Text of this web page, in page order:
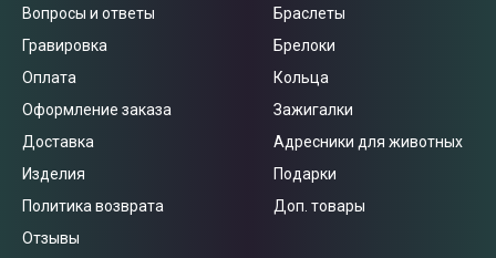
Вопросы и ответы
Гравировка
Оплата
Оформление заказа
Доставка
Изделия
Политика возврата
Отзывы
Браслеты
Брелоки
Кольца
Зажигалки
Адресники для животных
Подарки
Доп. товары